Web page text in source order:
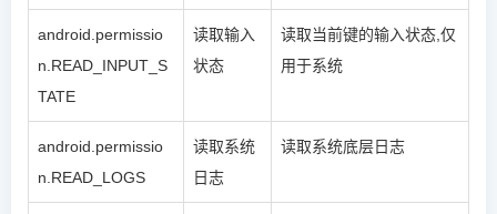
android.permissio
n.READ_INPUT_S
TATE
读取输入
状态
读取当前键的输入状态,仅
用于系统
android.permissio
n.READ_LOGS
读取系统
日志
读取系统底层日志